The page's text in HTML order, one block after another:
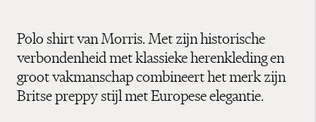
Polo shirt van Morris. Met zijn historische
verbondenheid met klassieke herenkleding en
groot vakmanschap combineert het merk zijn
Britse preppy stijl met Europese elegantie.